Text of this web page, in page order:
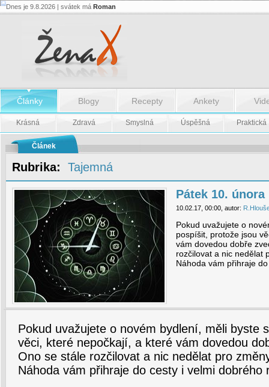
Pátek
Dnes je 9.8.2026 | svátek má Roman
Články Blogy Recepty Ankety
Krásná Zdravá Smyslná Úspěšná Praktická
Článek
Rubrika: Tajemná
Pátek 10. února
10.02.17, 00:00, autor:
Pokud uvažujete o
pospíšit, protože jsou
vám dovedou dobře
rozčilovat a nic nedělat
Náhoda vám přihraje
Pokud uvažujete o novém bydlení, měli byste
věci, které nepočkají, a které vám dovedou
Ono se stále rozčilovat a nic nedělat pro
Náhoda vám přihraje do cesty i velmi dobrého